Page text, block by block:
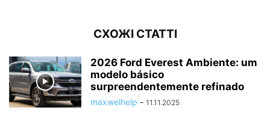
СХОЖІ СТАТТІ
2026 Ford Everest Ambiente: um
modelo básico
surpreendentemente refinado
maxwelhelp - 11.11.2025